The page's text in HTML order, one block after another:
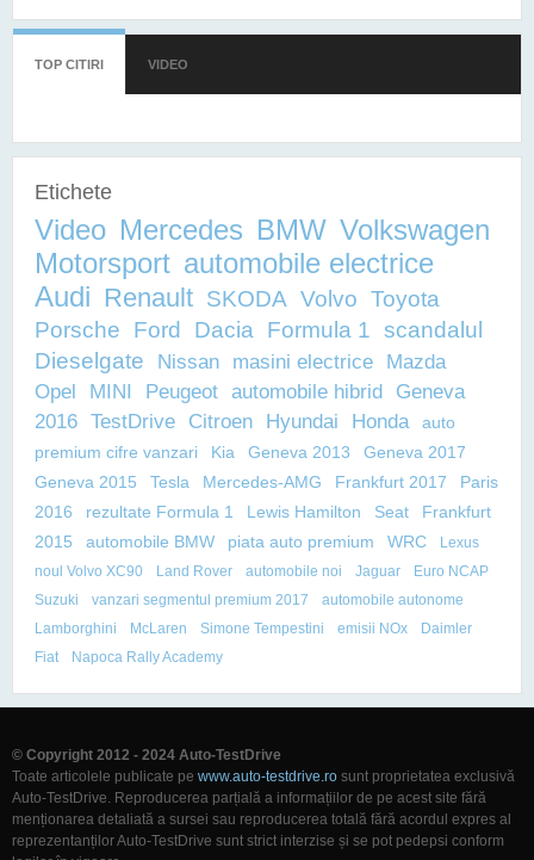
TOP CITIRI (TAB ACTIV)
VIDEO
Etichete
Video Mercedes BMW Volkswagen
Motorsport automobile electrice
Audi Renault SKODA Volvo Toyota
Porsche
Ford Dacia Formula 1 scandalul
Dieselgate
Nissan masini electrice
Mazda
Opel
MINI Peugeot automobile hibrid
Geneva
2016 TestDrive Citroen Hyundai Honda
auto
premium cifre vanzari
Kia Geneva 2013
Geneva 2017
Geneva 2015
Tesla Mercedes-AMG Frankfurt 2017
Paris
2016
rezultate Formula 1 Lewis Hamilton Seat
Frankfurt
2015
automobile BMW piata auto premium WRC
Lexus
noul Volvo XC90
Land Rover automobile noi Jaguar
Euro NCAP
Suzuki
vanzari segmentul premium 2017
automobile autonome
Lamborghini
McLaren Simone Tempestini emisii NOx
Daimler
Fiat
Napoca Rally Academy
© Copyright 2012 - 2024 Auto-TestDrive
Toate articolele publicate pe www.auto-testdrive.ro sunt proprietatea exclusivă
Auto-TestDrive. Reproducerea parțială a informațiilor de pe acest site fără
menționarea detaliată a sursei sau reproducerea totală fără acordul expres al
reprezentanților Auto-TestDrive sunt strict interzise și se pot pedepsi conform